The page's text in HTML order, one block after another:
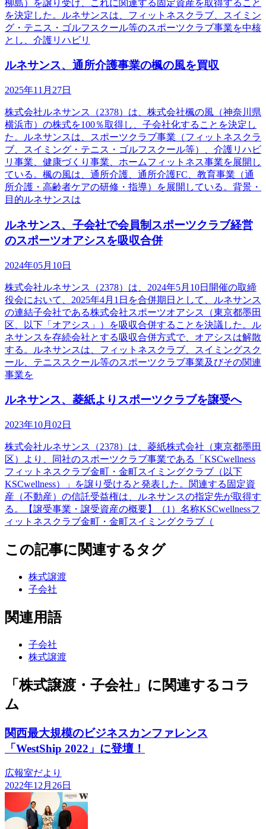
柳島）を譲り受け、これに関連する固定資産を取得すること
を決定した。ルネサンスは、フィットネスクラブ、スイミン
グ・テニス・ゴルフスクール等のスポーツクラブ事業を中核
とし、介護リハビリ
ルネサンス、通所介護事業の楓の風を買収
2025年11月27日
株式会社ルネサンス（2378）は、株式会社楓の風（神奈川県
横浜市）の株式を100％取得し、子会社化することを決定し
た。ルネサンスは、スポーツクラブ事業（フィットネスクラ
ブ、スイミング・テニス・ゴルフスクール等）、介護リハビ
リ事業、健康づくり事業、ホームフィットネス事業を展開し
ている。楓の風は、通所介護、通所介護FC、教育事業（通
所介護・高齢者ケアの研修・指導）を展開している。背景・
目的ルネサンスは
ルネサンス、子会社で会員制スポーツクラブ経営
のスポーツオアシスを吸収合併
2024年05月10日
株式会社ルネサンス（2378）は、2024年5月10日開催の取締
役会において、2025年4月1日を合併期日として、ルネサンス
の連結子会社である株式会社スポーツオアシス（東京都墨田
区、以下「オアシス」）を吸収合併することを決議した。ル
ネサンスを存続会社とする吸収合併方式で、オアシスは解散
する。ルネサンスは、フィットネスクラブ、スイミングスク
ール、テニススクール等のスポーツクラブ事業及びその関連
事業を
ルネサンス、菱紙よりスポーツクラブを譲受へ
2023年10月02日
株式会社ルネサンス（2378）は、菱紙株式会社（東京都墨田
区）より、同社のスポーツクラブ事業である「KSCwellness
フィットネスクラブ金町・金町スイミングクラブ（以下
KSCwellness）」を譲り受けると発表した。関連する固定資
産（不動産）の信託受益権は、ルネサンスの指定先が取得す
る。【譲受事業・譲受資産の概要】（1）名称KSCwellnessフ
ィットネスクラブ金町・金町スイミングクラブ（
この記事に関連するタグ
株式譲渡
子会社
関連用語
子会社
株式譲渡
「株式譲渡・子会社」に関連するコラ
ム
関西最大規模のビジネスカンファレンス
「WestShip 2022」に登壇！
広報室だより
2022年12月26日